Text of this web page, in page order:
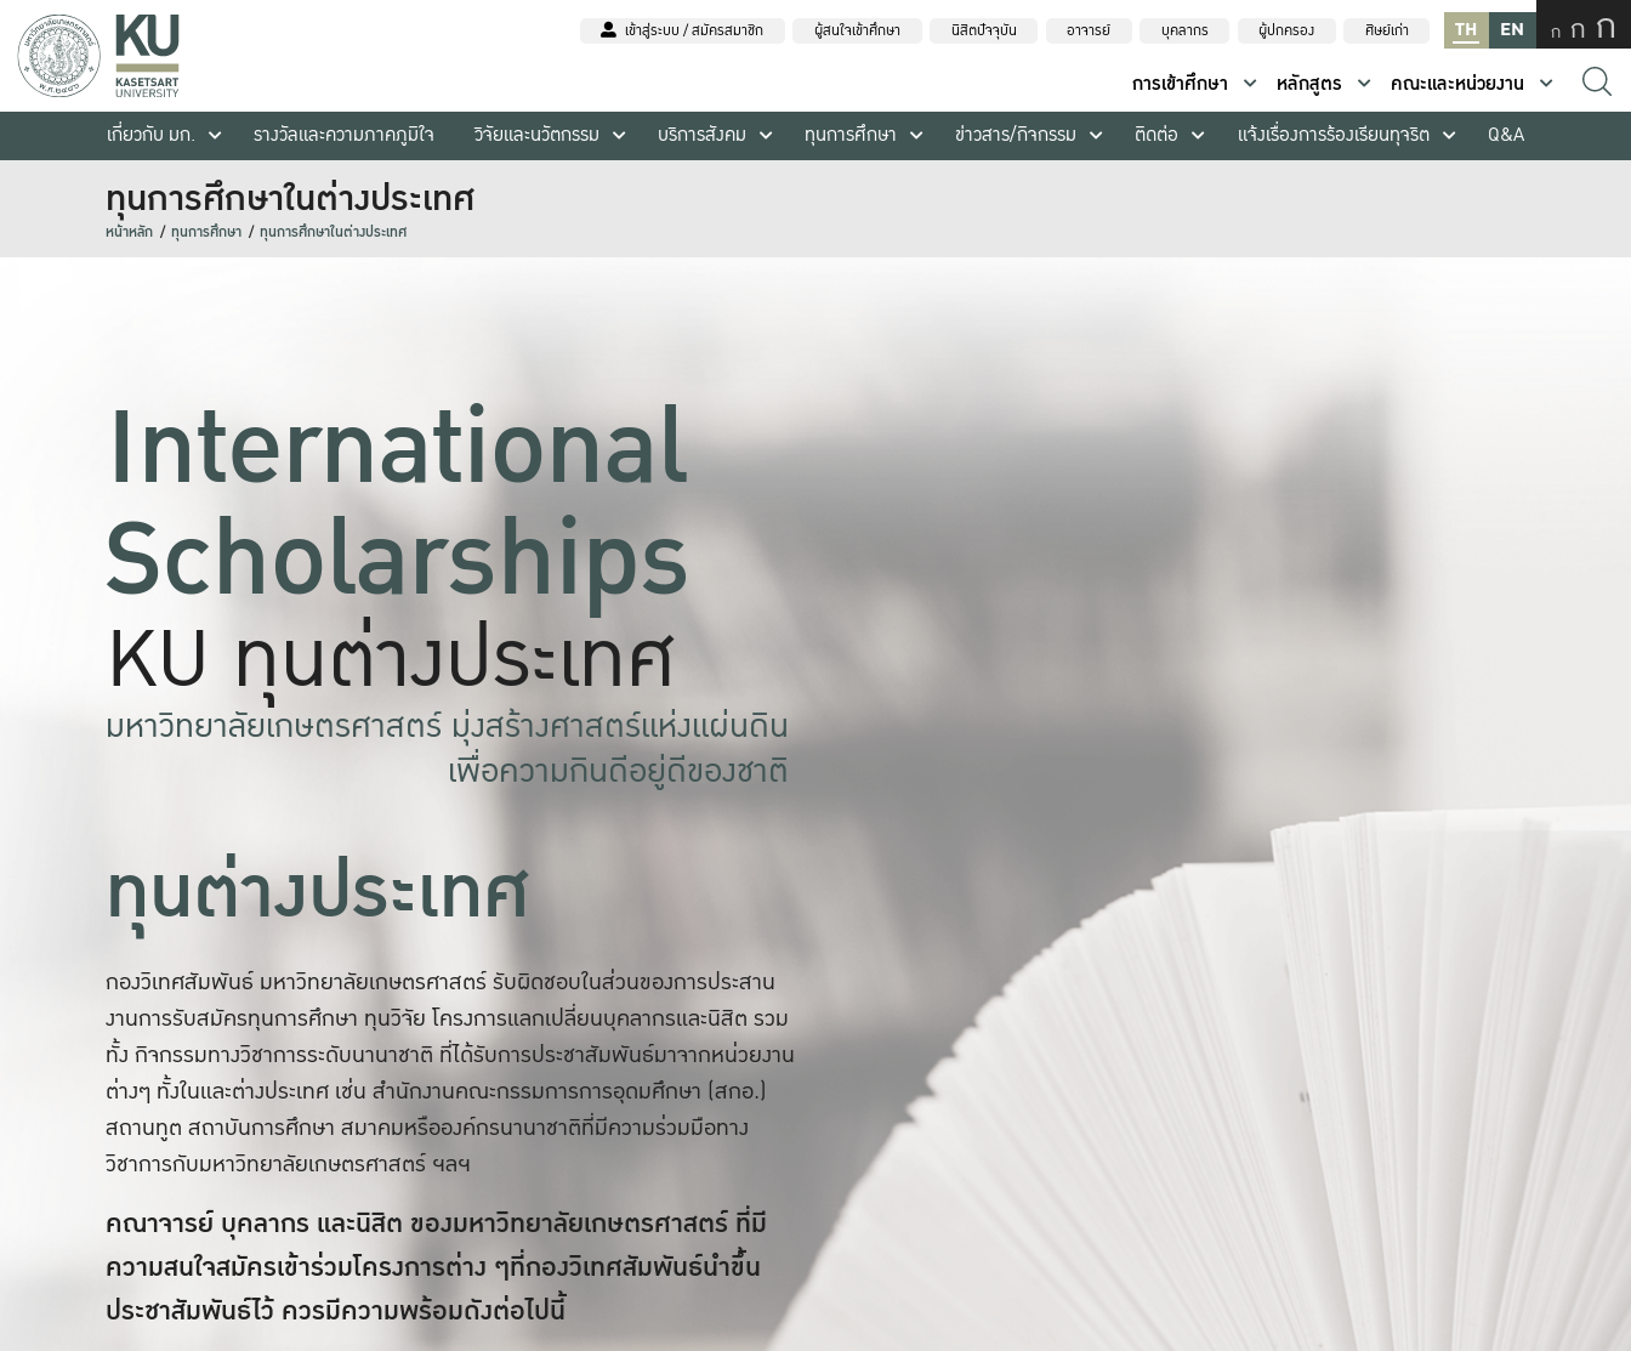
เข้าสู่ระบบ / สมัครสมาชิก ผู้สนใจเข้าศึกษา นิสิตปัจจุบัน อาจารย์ บุคลากร ผู้ปกครอง ศิษย์เก่า TH EN ก ก ก
การเข้าศึกษา หลักสูตร
คณะและหน่วยงาน
เกี่ยวกับ มก.
รางวัลและความภาคภูมิใจ วิจัยและนวัตกรรม บริการสังคม ทุนการศึกษา ข่าวสาร/กิจกรรม ติดต่อ แจ้งเรื่องการร้องเรียนทุจริต Q&A
ทุนการศึกษาในต่างประเทศ
หน้าหลัก ทุนการศึกษา ทุนการศึกษาในต่างประเทศ
International
Scholarships
KU ทุนต่างประเทศ
มหาวิทยาลัยเกษตรศาสตร์ มุ่งสร้างศาสตร์แห่งแผ่นดิน
เพื่อความกินดีอยู่ดีของชาติ
ทุนต่างประเทศ
กองวิเทศสัมพันธ์ มหาวิทยาลัยเกษตรศาสตร์ รับผิดชอบในส่วนของการประสาน
งานการรับสมัครทุนการศึกษา ทุนวิจัย โครงการแลกเปลี่ยนบุคลากรและนิสิต รวม
ทั้ง กิจกรรมทางวิชาการระดับนานาชาติ ที่ได้รับการประชาสัมพันธ์มาจากหน่วยงาน
ต่างๆ ทั้งในและต่างประเทศ เช่น สำนักงานคณะกรรมการการอุดมศึกษา (สกอ.)
สถานทูต สถาบันการศึกษา สมาคมหรือองค์กรนานาชาติที่มีความร่วมมือทาง
วิชาการกับมหาวิทยาลัยเกษตรศาสตร์ ฯลฯ
คณาจารย์ บุคลากร และนิสิต ของมหาวิทยาลัยเกษตรศาสตร์ ที่มี
ความสนใจสมัครเข้าร่วมโครงการต่าง ๆที่กองวิเทศสัมพันธ์นำขึ้น
ประชาสัมพันธ์ไว้ ควรมีความพร้อมดังต่อไปนี้